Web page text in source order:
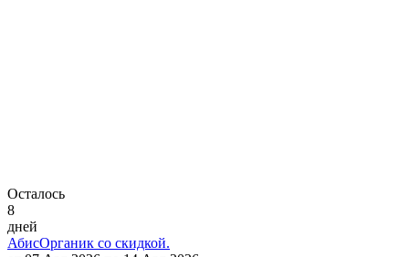
Осталось
8
дней
АбисОрганик со скидкой.